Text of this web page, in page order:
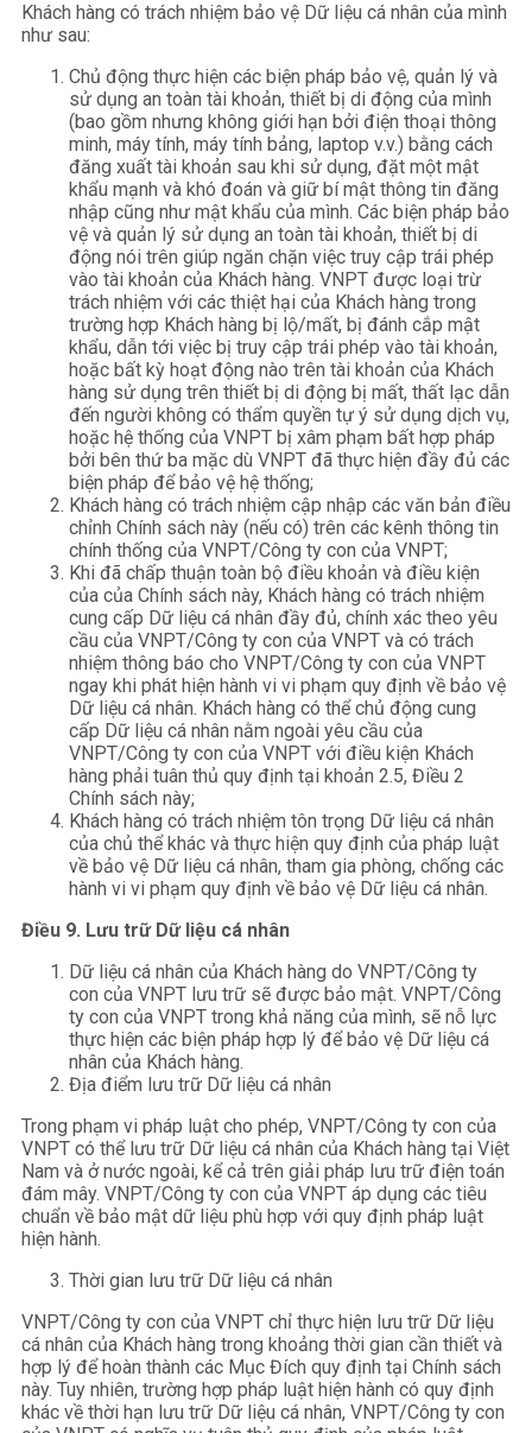
Khách hàng có trách nhiệm bảo vệ Dữ liệu cá nhân của mình
như sau:
Chủ động thực hiện các biện pháp bảo vệ, quản lý và
sử dụng an toàn tài khoản, thiết bị di động của mình
(bao gồm nhưng không giới hạn bởi điện thoại thông
minh, máy tính, máy tính bảng, laptop v.v.) bằng cách
đăng xuất tài khoản sau khi sử dụng, đặt một mật
khẩu mạnh và khó đoán và giữ bí mật thông tin đăng
nhập cũng như mật khẩu của mình. Các biện pháp bảo
vệ và quản lý sử dụng an toàn tài khoản, thiết bị di
động nói trên giúp ngăn chặn việc truy cập trái phép
vào tài khoản của Khách hàng. VNPT được loại trừ
trách nhiệm với các thiệt hại của Khách hàng trong
trường hợp Khách hàng bị lộ/mất, bị đánh cắp mật
khẩu, dẫn tới việc bị truy cập trái phép vào tài khoản,
hoặc bất kỳ hoạt động nào trên tài khoản của Khách
hàng sử dụng trên thiết bị di động bị mất, thất lạc dẫn
đến người không có thẩm quyền tự ý sử dụng dịch vụ,
hoặc hệ thống của VNPT bị xâm phạm bất hợp pháp
bởi bên thứ ba mặc dù VNPT đã thực hiện đầy đủ các
biện pháp để bảo vệ hệ thống;
Khách hàng có trách nhiệm cập nhập các văn bản điều
chỉnh Chính sách này (nếu có) trên các kênh thông tin
chính thống của VNPT/Công ty con của VNPT;
Khi đã chấp thuận toàn bộ điều khoản và điều kiện
của của Chính sách này, Khách hàng có trách nhiệm
cung cấp Dữ liệu cá nhân đầy đủ, chính xác theo yêu
cầu của VNPT/Công ty con của VNPT và có trách
nhiệm thông báo cho VNPT/Công ty con của VNPT
ngay khi phát hiện hành vi vi phạm quy định về bảo vệ
Dữ liệu cá nhân. Khách hàng có thể chủ động cung
cấp Dữ liệu cá nhân nằm ngoài yêu cầu của
VNPT/Công ty con của VNPT với điều kiện Khách
hàng phải tuân thủ quy định tại khoản 2.5, Điều 2
Chính sách này;
Khách hàng có trách nhiệm tôn trọng Dữ liệu cá nhân
của chủ thể khác và thực hiện quy định của pháp luật
về bảo vệ Dữ liệu cá nhân, tham gia phòng, chống các
hành vi vi phạm quy định về bảo vệ Dữ liệu cá nhân.
Điều 9. Lưu trữ Dữ liệu cá nhân
Dữ liệu cá nhân của Khách hàng do VNPT/Công ty
con của VNPT lưu trữ sẽ được bảo mật. VNPT/Công
ty con của VNPT trong khả năng của mình, sẽ nỗ lực
thực hiện các biện pháp hợp lý để bảo vệ Dữ liệu cá
nhân của Khách hàng.
Địa điểm lưu trữ Dữ liệu cá nhân
Trong phạm vi pháp luật cho phép, VNPT/Công ty con của
VNPT có thể lưu trữ Dữ liệu cá nhân của Khách hàng tại Việt
Nam và ở nước ngoài, kể cả trên giải pháp lưu trữ điện toán
đám mây. VNPT/Công ty con của VNPT áp dụng các tiêu
chuẩn về bảo mật dữ liệu phù hợp với quy định pháp luật
hiện hành.
Thời gian lưu trữ Dữ liệu cá nhân
VNPT/Công ty con của VNPT chỉ thực hiện lưu trữ Dữ liệu
cá nhân của Khách hàng trong khoảng thời gian cần thiết và
hợp lý để hoàn thành các Mục Đích quy định tại Chính sách
này. Tuy nhiên, trường hợp pháp luật hiện hành có quy định
khác về thời hạn lưu trữ Dữ liệu cá nhân, VNPT/Công ty con